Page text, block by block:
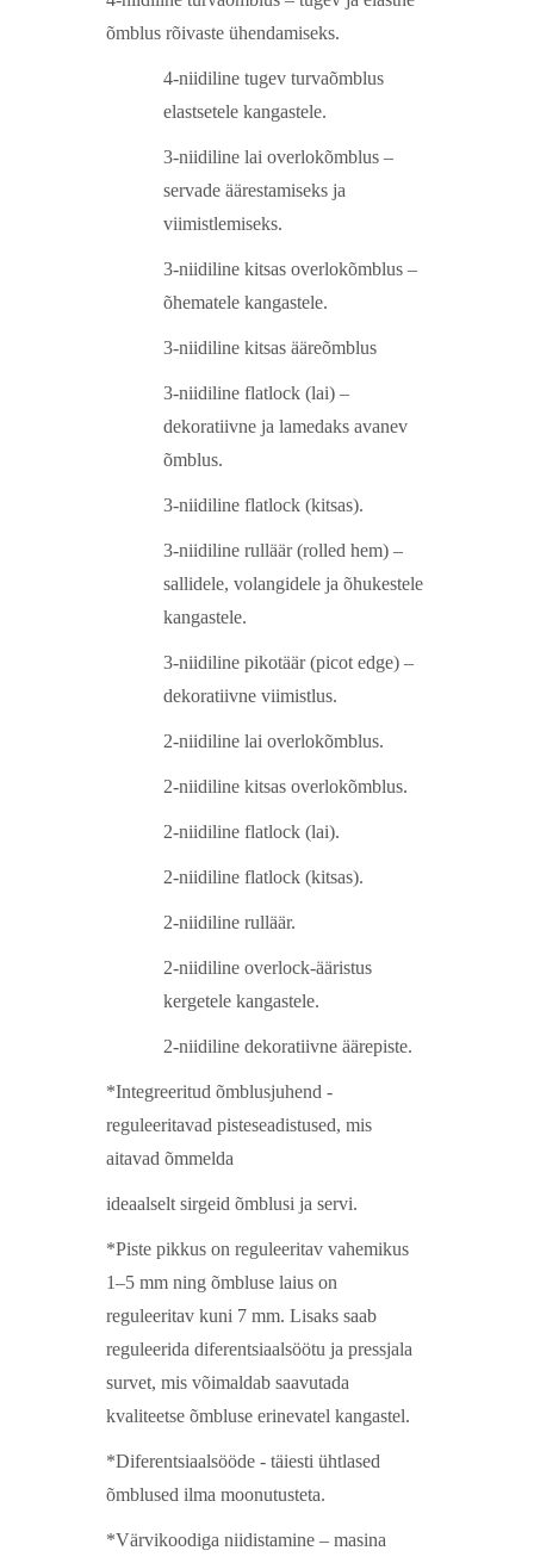
õmblus rõivaste ühendamiseks.
4-niidiline tugev turvaõmblus
elastsetele kangastele.
3-niidiline lai overlokõmblus –
servade äärestamiseks ja
viimistlemiseks.
3-niidiline kitsas overlokõmblus –
õhematele kangastele.
3-niidiline kitsas ääreõmblus
3-niidiline flatlock (lai) –
dekoratiivne ja lamedaks avanev
õmblus.
3-niidiline flatlock (kitsas).
3-niidiline rulläär (rolled hem) –
sallidele, volangidele ja õhukestele
kangastele.
3-niidiline pikotäär (picot edge) –
dekoratiivne viimistlus.
2-niidiline lai overlokõmblus.
2-niidiline kitsas overlokõmblus.
2-niidiline flatlock (lai).
2-niidiline flatlock (kitsas).
2-niidiline rulläär.
2-niidiline overlock-ääristus
kergetele kangastele.
2-niidiline dekoratiivne äärepiste.
*Integreeritud õmblusjuhend -
reguleeritavad pisteseadistused, mis
aitavad õmmelda
ideaalselt sirgeid õmblusi ja servi.
*Piste pikkus on reguleeritav vahemikus
1–5 mm ning õmbluse laius on
reguleeritav kuni 7 mm. Lisaks saab
reguleerida diferentsiaalsöötu ja pressjala
survet, mis võimaldab saavutada
kvaliteetse õmbluse erinevatel kangastel.
*Diferentsiaalsööde - täiesti ühtlased
õmblused ilma moonutusteta.
*Värvikoodiga niidistamine – masina